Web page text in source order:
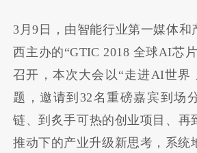
3月9日，由智能行业第一媒体和
西主办的“GTIC 2018 全球AI芯
召开，本次大会以“走进AI世界
题，邀请到32名重磅嘉宾到场
链、到炙手可热的创业项目、再
推动下的产业升级新思考，系统